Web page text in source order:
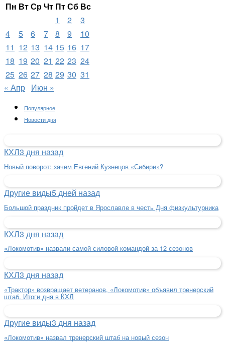
Пн ВтСрЧт ПтСб Вс
1
2
3
4
5 6 7 8 9
10
11 12 13 14 15 16 17
18 19 20 21 22 23 24
25 26 27 28 29 30 31
« Апр Июн »
Популярное
Новости дня
КХЛ3 дня назад
Новый поворот: зачем Евгений Кузнецов «Сибири»?
Другие виды5 дней назад
Большой праздник пройдет в Ярославле в честь Дня физкультурника
КХЛ3 дня назад
«Локомотив» назвали самой силовой командой за 12 сезонов
КХЛ3 дня назад
«Трактор» возвращает ветеранов, «Локомотив» объявил тренерский
штаб. Итоги дня в КХЛ
Другие виды3 дня назад
«Локомотив» назвал тренерский штаб на новый сезон